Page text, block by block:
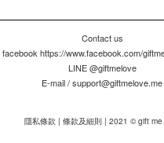
Contact us
facebook https://www.facebook.com/
LINE @giftmelove
E-mail / support@giftmelove.me
隱私條款 | 條款及細則 | 2021 © gift me